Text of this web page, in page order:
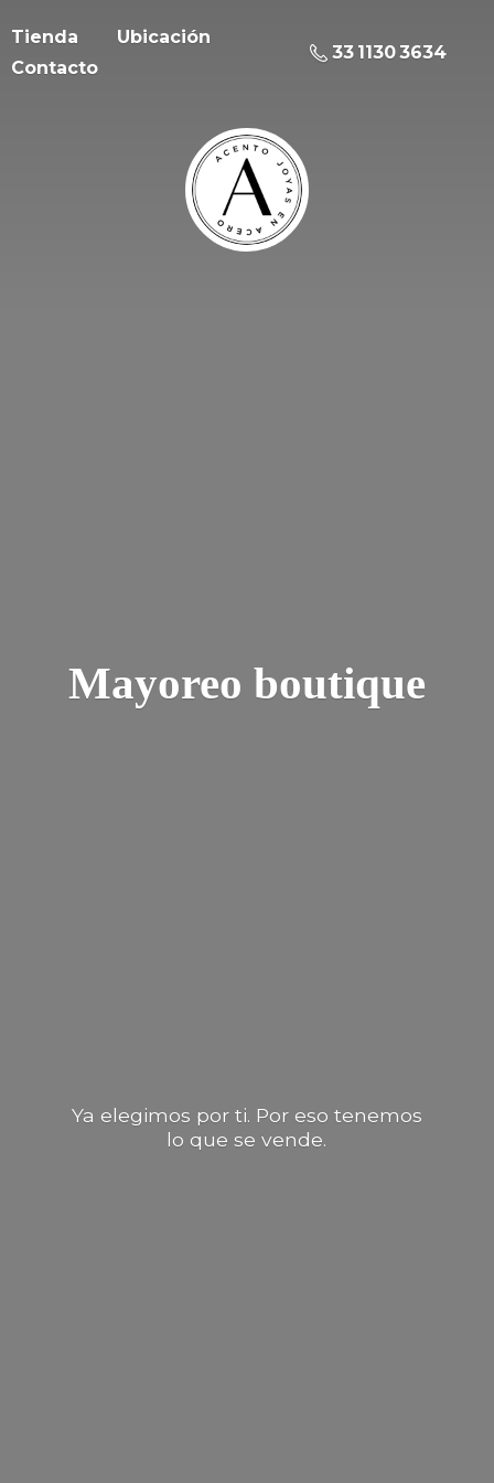
Tienda
Ubicación
Contacto
33 1130 3634
Mayoreo boutique
Ya elegimos por ti. Por eso tenemos
lo quese vende.